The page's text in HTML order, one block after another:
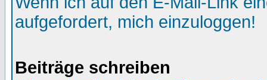
aufgefordert, mich einzuloggen!
Beiträge schreiben